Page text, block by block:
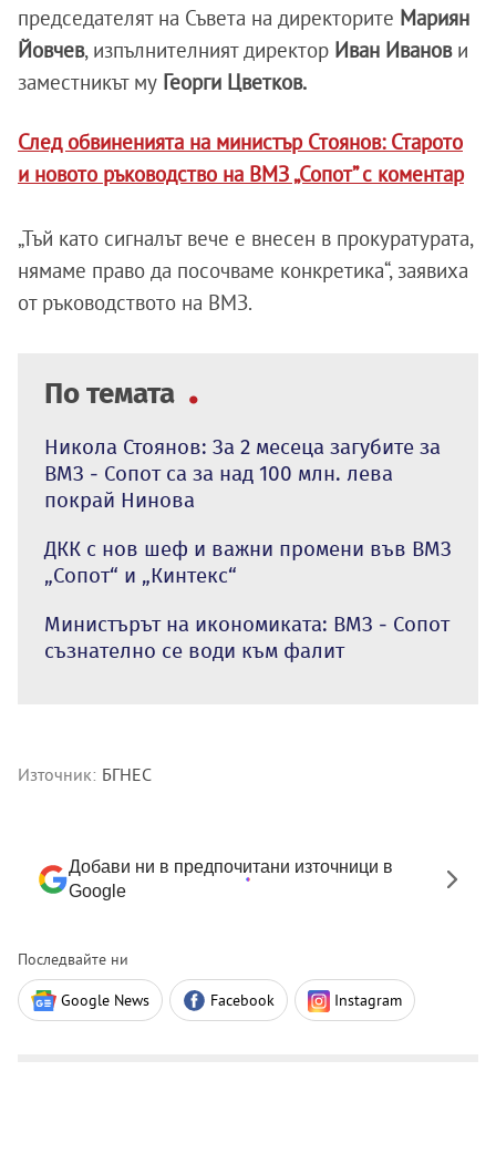
председателят на Съвета на директорите Мариян
Йовчев, изпълнителният директор Иван Иванови
заместникът му Георги Цветков.
След обвиненията на министър Стоянов: Старото
и новото ръководство на ВМЗ „Сопот” с коментар
„Тъй като сигналът вече е внесен в прокуратурата,
нямаме право да посочваме конкретика“, заявиха
от ръководството на ВМЗ.
По темата
Никола Стоянов: За 2 месеца загубите за
ВМЗ - Сопот са за над 100 млн. лева
покрай Нинова
ДКК с нов шеф и важни промени във ВМЗ
„Сопот“ и „Кинтекс“
Министърът на икономиката: ВМЗ - Сопот
съзнателно се води към фалит
Източник: БГНЕС
Добави ни в предпочитани източници в
Google
Последвайте ни
Google News Facebook Instagram